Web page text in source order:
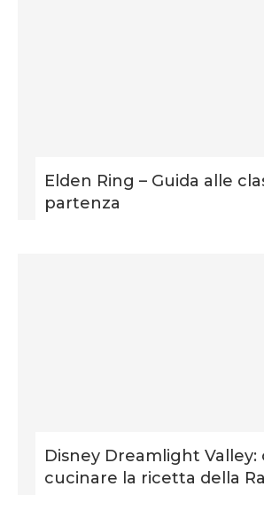
Elden Ring – Guida alle
partenza
Disney Dreamlight Valley:
cucinare la ricetta della